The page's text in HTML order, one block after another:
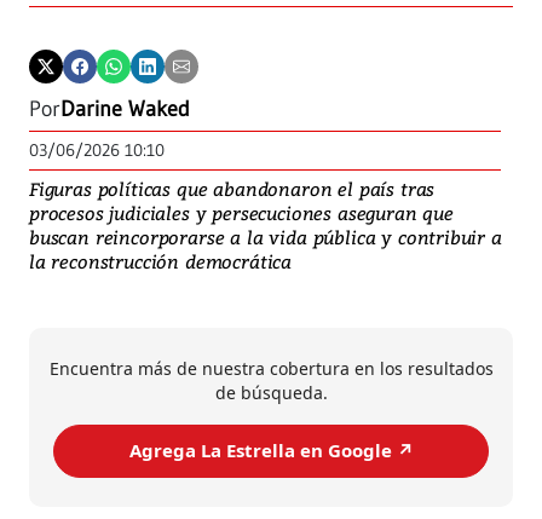
PorDarine Waked
03/06/2026 10:10
Figuras políticas que abandonaron el país tras
procesos judiciales y persecuciones aseguran que
buscan reincorporarse a la vida pública y contribuir a
la reconstrucción democrática
Encuentra más de nuestra cobertura en los resultados
de búsqueda.
Agrega La Estrella en Google ↗️